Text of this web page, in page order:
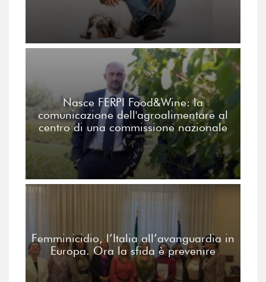
Nasce FERPI Food&Wine: la
comunicazione dell'agroalimentare al
centro di una commissione nazionale
Femminicidio, l’Italia all’avanguardia in
Europa. Ora la sfida è prevenire